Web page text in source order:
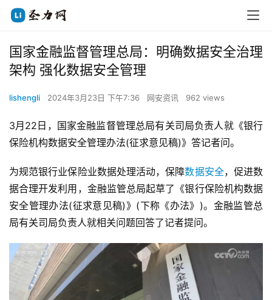
国家金融监督管理总局：明确数据安全治理
架构 强化数据安全管理
lishengli 2024年3月23日 下午7:36 网安资讯 962 views
3月22日，国家金融监督管理总局有关司局负责人就《银行
保险机构数据安全管理办法(征求意见稿)》答记者问。
为规范银行业保险业数据处理活动，保障数据安全，促进数
据合理开发利用，金融监管总局起草了《银行保险机构数据
安全管理办法(征求意见稿)》(下称《办法》)。金融监管总
局有关司局负责人就相关问题回答了记者提问。